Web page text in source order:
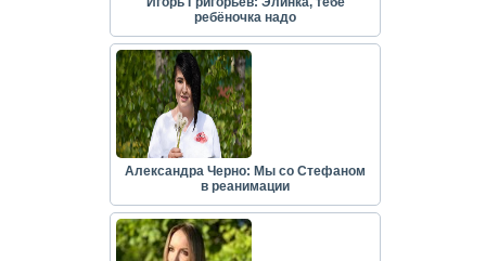
ребёночка надо
Александра Черно: Мы со Стефаном
в реанимации